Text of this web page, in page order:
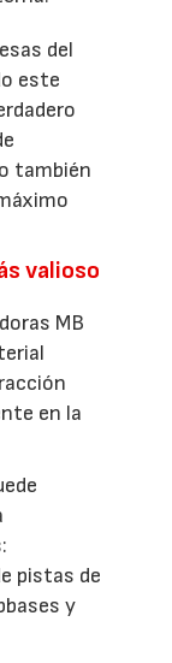
del
este
también
valioso
MB
en la
pistas de
y